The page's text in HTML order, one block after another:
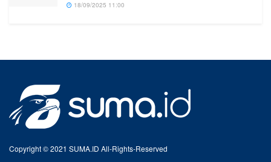
18/09/2025 11:00
Copyright © 2021 SUMA.ID All-Rights-Reserved